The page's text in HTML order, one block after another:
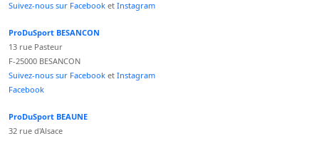
Suivez-nous sur Facebook et Instagram
ProDuSport BESANCON
13 rue Pasteur
F-25000 BESANCON
Suivez-nous sur Facebook et Instagram
Facebook
ProDuSport BEAUNE
32 rue d'Alsace